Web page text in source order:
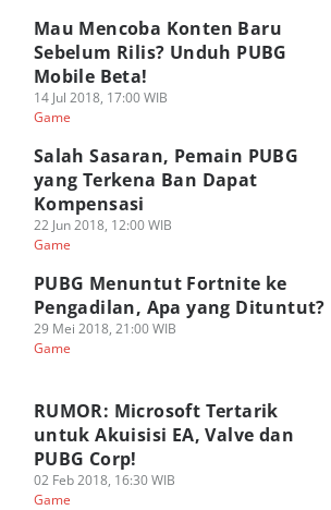
Mau Mencoba Konten Baru
Sebelum Rilis? Unduh PUBG
Mobile Beta!
14 Jul 2018, 17:00 WIB
Game
Salah Sasaran, Pemain PUBG
yang Terkena Ban Dapat
Kompensasi
22 Jun 2018, 12:00 WIB
Game
PUBG Menuntut Fortnite ke
Pengadilan, Apa yang Dituntut?
29 Mei 2018, 21:00 WIB
Game
RUMOR: Microsoft Tertarik
untuk Akuisisi EA, Valve dan
PUBG Corp!
02 Feb 2018, 16:30 WIB
Game